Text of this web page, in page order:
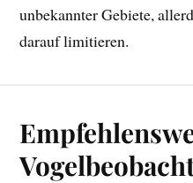
unbekannter Gebiete,
darauf limitieren.